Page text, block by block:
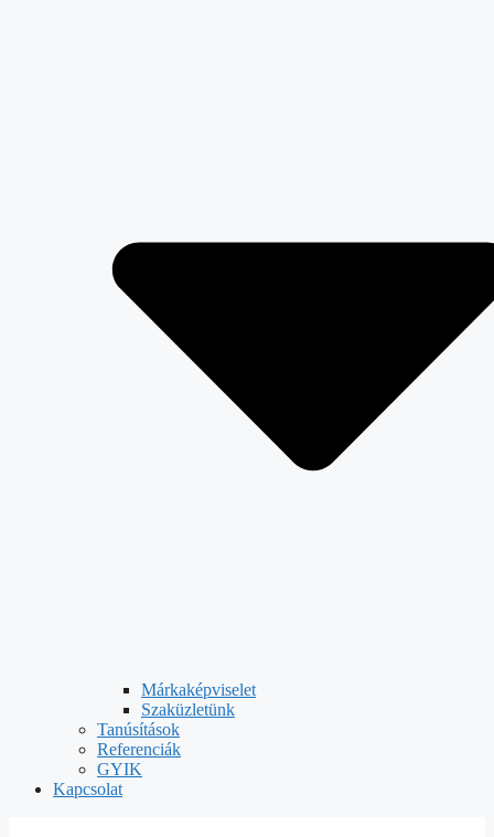
Márkaképviselet
Szaküzletünk
Tanúsítások
Referenciák
GYIK
Kapcsolat